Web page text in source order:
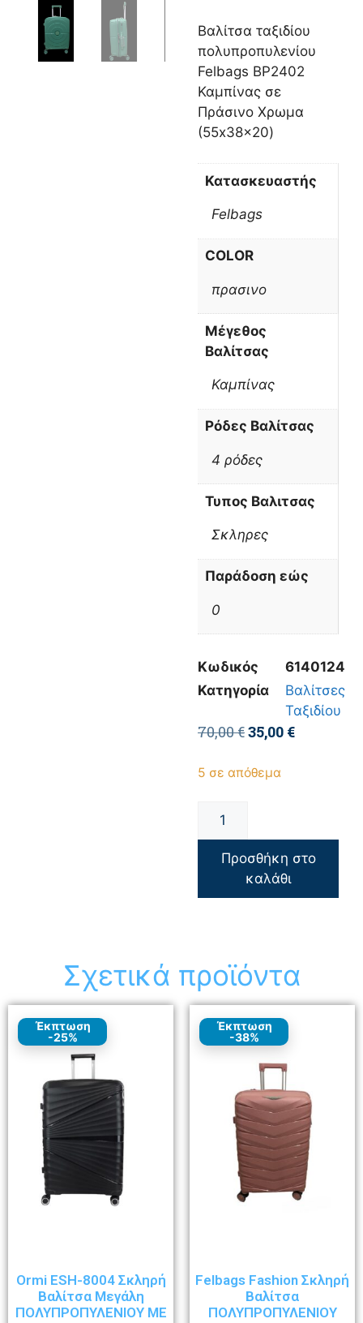
Βαλίτσα ταξιδίου
πολυπροπυλενίου
Felbags BP2402
Καμπίνας σε
Πράσινο Χρωμα
(55x38x20)
Κατασκευαστής
Felbags
COLOR
πρασινο
Μέγεθος
Βαλίτσας
Καμπίνας
Ρόδες Βαλίτσας
4 ρόδες
Τυπος Βαλιτσας
Σκληρες
Παράδοση εώς
0
Κωδικός
6140124
Κατηγορία
Βαλίτσες
Ταξιδίου
70,00€35,00 €
5 σε απόθεμα
Προσθήκη στο
καλάθι
Σχετικά προϊόντα
Έκπτωση
-25%
Ormi ESH-8004 Σκληρή
Βαλίτσα Μεγάλη
ΠΟΛΥΠΡΟΠΥΛΕΝΙΟΥ ΜΕ
Έκπτωση
-38%
Felbags Fashion Σκληρή
Βαλίτσα
ΠΟΛΥΠΡΟΠΥΛΕΝΙΟΥ